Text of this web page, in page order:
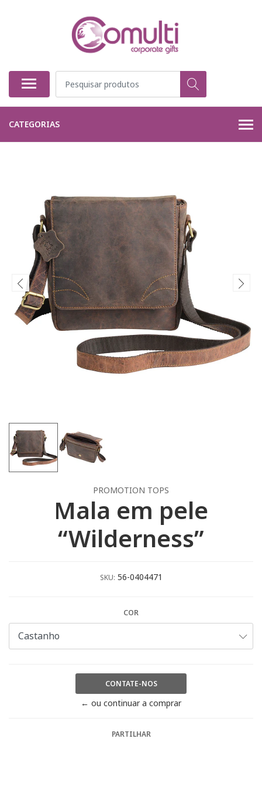
CATEGORIAS
PROMOTION TOPS
Mala em pele
“Wilderness”
SKU: 56-0404471
COR
CONTATE-NOS
← ou continuar a comprar
PARTILHAR